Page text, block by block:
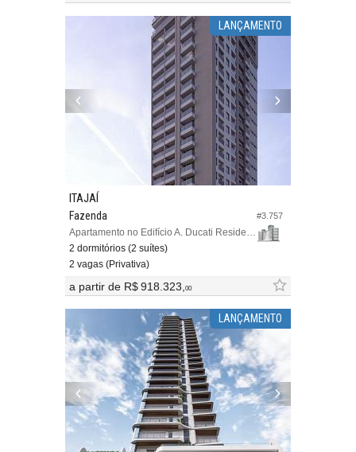
LANÇAMENTO
#3.757
ITAJAÍ
Fazenda
Apartamento no Edifício A. Ducati Residence
2 dormitórios (2 suítes)
2 vagas (Privativa)
a partir de R$ 918.323,00
LANÇAMENTO